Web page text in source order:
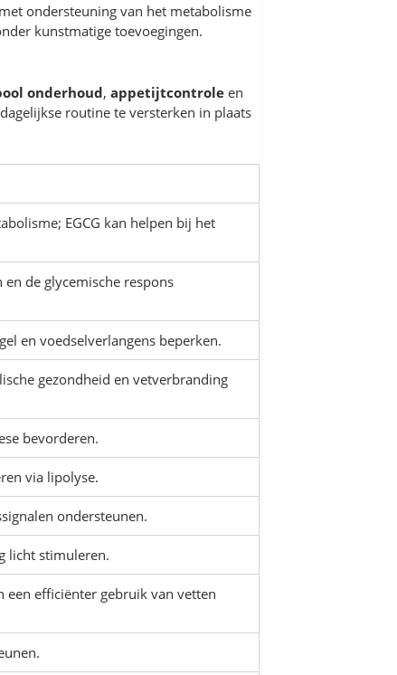
ondersteuning van het metabolisme
kunstmatige toevoegingen.
onderhoud, appetijtcontrole en
routine te versterken in plaats
EGCG kan helpen bij het
de glycemische respons
en voedselverlangens beperken.
gezondheid en vetverbranding
bevorderen.
via lipolyse.
ondersteunen.
licht stimuleren.
een efficiënter gebruik van vetten